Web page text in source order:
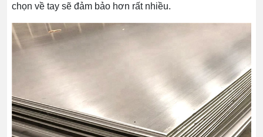
chọn về tay sẽ đảm bảo hơn rất nhiều.